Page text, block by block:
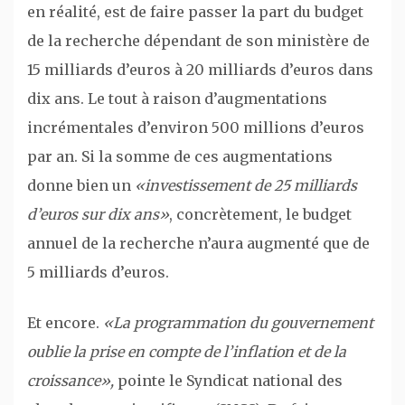
en réalité, est de faire passer la part du budget
de la recherche dépendant de son ministère de
15 milliards d’euros à 20 milliards d’euros dans
dix ans. Le tout à raison d’augmentations
incrémentales d’environ 500 millions d’euros
par an. Si la somme de ces augmentations
donne bien un «investissement de 25 milliards
d’euros sur dix ans», concrètement, le budget
annuel de la recherche n’aura augmenté que de
5 milliards d’euros.
Et encore. «La programmation du gouvernement
oublie la prise en compte de l’inflation et de la
croissance», pointe le Syndicat national des